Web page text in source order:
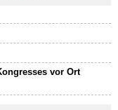
vor Ort